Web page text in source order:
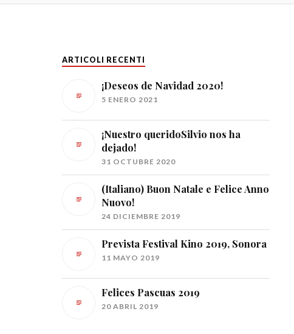
ARTICOLI RECENTI
¡Deseos de Navidad 2020!
5 ENERO 2021
¡Nuestro queridoSilvio nos ha
dejado!
31 OCTUBRE 2020
(Italiano) Buon Natale e Felice Anno
Nuovo!
24 DICIEMBRE 2019
Prevista Festival Kino 2019, Sonora
11 MAYO 2019
Felices Pascuas 2019
20 ABRIL 2019